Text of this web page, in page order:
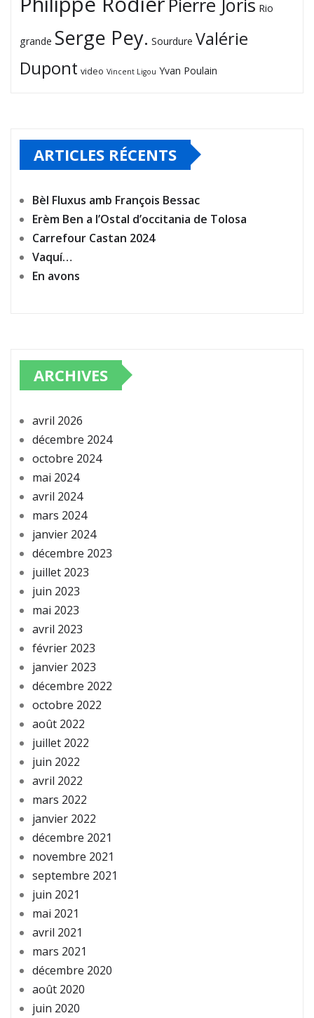
Rio
grande Serge Pey. Sourdure Valérie
Dupont video Vincent Ligou Yvan Poulain
ARTICLES RÉCENTS
Bèl Fluxus amb François Bessac
Erèm Ben a l’Ostal d’occitania de Tolosa
Carrefour Castan 2024
Vaquí…
En avons
ARCHIVES
avril 2026
décembre 2024
octobre 2024
mai 2024
avril 2024
mars 2024
janvier 2024
décembre 2023
juillet 2023
juin 2023
mai 2023
avril 2023
février 2023
janvier 2023
décembre 2022
octobre 2022
août 2022
juillet 2022
juin 2022
avril 2022
mars 2022
janvier 2022
décembre 2021
novembre 2021
septembre 2021
juin 2021
mai 2021
avril 2021
mars 2021
décembre 2020
août 2020
juin 2020